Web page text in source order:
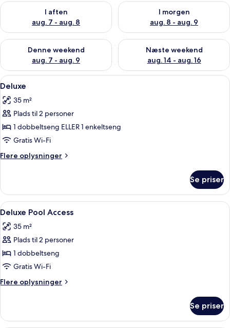
I aften
aug. 7 - aug. 8
Tjek tilgængelighed for i aften aug. 7 - aug. 8
I morgen
aug. 8 - aug. 9
Tjek tilgængelighed for i
Denne weekend
aug. 7 - aug. 9
Tjek tilgængelighed for denne weekend aug. 7 - aug. 9
Næste weekend
aug. 14 - aug. 16
Tjek tilgængelighed for næste
Indlæs
alle
billeder
af
Deluxe
Deluxe | Minibar, pengeskab på
8
Deluxe
35 m²
Plads til 2 personer
1 dobbeltseng ELLER 1 enkeltseng
Gratis Wi-Fi
Flere oplysninger
Flere
Se priser
Indlæs
alle
billeder
af
Deluxe
Pool
Access
Deluxe Pool Access | Minibar,
9
Deluxe Pool Access
35 m²
Plads til 2 personer
1 dobbeltseng
Gratis Wi-Fi
Flere oplysninger
Flere
Pool
Se priser